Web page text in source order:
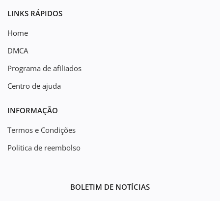
LINKS RÁPIDOS
Home
DMCA
Programa de afiliados
Centro de ajuda
INFORMAÇÃO
Termos e Condições
Politica de reembolso
BOLETIM DE NOTÍCIAS